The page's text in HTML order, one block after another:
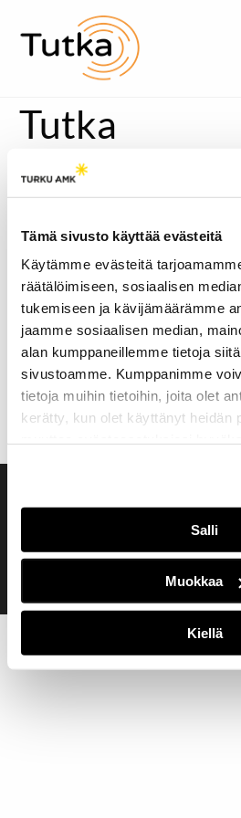
Tämä sivusto käyttää evästeitä
Käytämme evästeitä
räätälöimiseen, sosiaalisen
tukemiseen ja kävijämäärämme
jaamme sosiaalisen median,
alan kumppaneillemme tietoja
sivustoamme. Kumppanimme
tietoja muihin tietoihin, joita olet
kerätty, kun olet käyttänyt heidän
Salli
Muokkaa
Kiellä
Tutka
Dokumentti 2026.
Saavutettavuusseloste